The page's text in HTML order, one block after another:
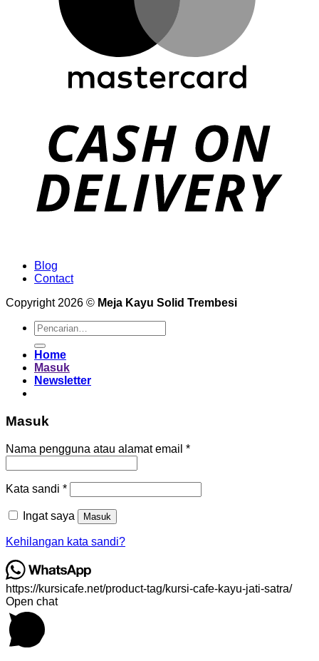
Blog
Contact
Copyright 2026 © Meja Kayu Solid Trembesi
Pencarian
untuk:
Home
Masuk
Newsletter
Masuk
Nama pengguna atau alamat email *Wajib
Kata sandi *Wajib
Ingat saya Masuk
Kehilangan kata sandi?
https://kursicafe.net/product-tag/kursi-cafe-kayu-jati-satra/
Open chat